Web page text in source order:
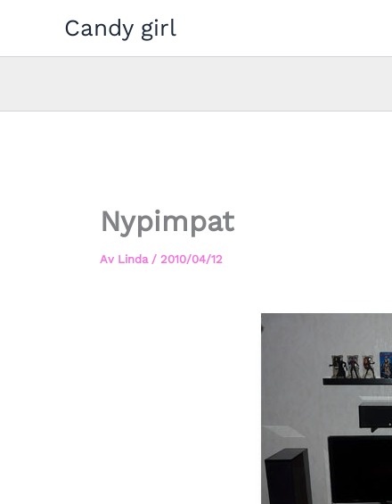
innehåll
Candy girl
Nypimpat
Av Linda / 2010/04/12